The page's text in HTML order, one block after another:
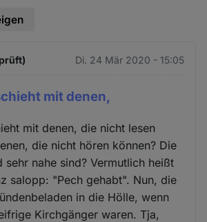
Di. 24 Mär 2020 - 15:05
mit denen,
mit denen, die nicht lesen
die nicht hören können? Die
sehr nahe sind? Vermutlich heißt
salopp: "Pech gehabt". Nun, die
in die Hölle, wenn
Kirchgänger waren. Tja,